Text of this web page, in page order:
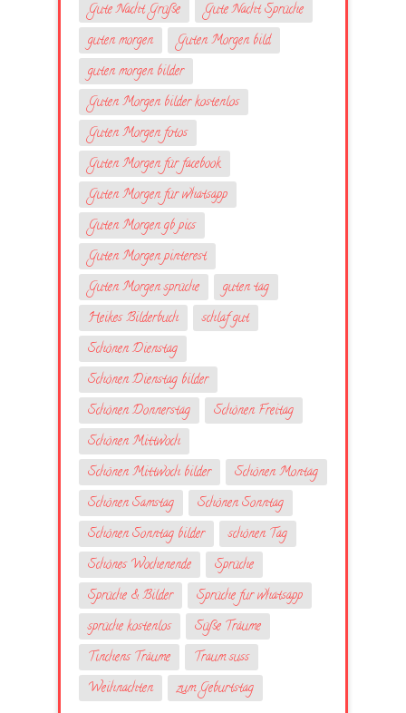
Gute Nacht Grüße
Gute Nacht Sprüche
guten morgen
Guten Morgen bild
guten morgen bilder
Guten Morgen bilder kostenlos
Guten Morgen fotos
Guten Morgen für facebook
Guten Morgen für whatsapp
Guten Morgen gb pics
Guten Morgen pinterest
Guten Morgen sprüche
guten tag
Heikes Bilderbuch
schlaf gut
Schönen Dienstag
Schönen Dienstag bilder
Schönen Donnerstag
Schönen Freitag
Schönen Mittwoch
Schönen Mittwoch bilder
Schönen Montag
Schönen Samstag
Schönen Sonntag
Schönen Sonntag bilder
schönen Tag
Schönes Wochenende
Sprüche
Sprüche & Bilder
Sprüche fur whatsapp
sprüche kostenlos
Süße Träume
Tinchens Träume
Traum suss
Weihnachten
zum Geburtstag